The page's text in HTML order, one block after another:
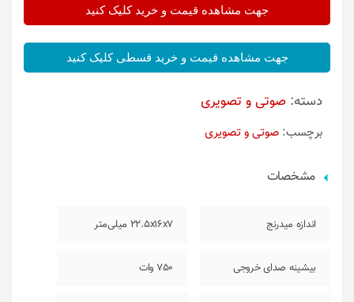
جهت مشاهده قیمت و خرید کلیک کنید
جهت مشاهده قیمت و خرید قسطی کلیک کنید
دسته: صوتی و تصویری
برچسب: صوتی و تصویری
مشخصات
اندازه میدرنج 22.5x16x7 میلی‌متر
بیشینه صدای خروجی 750 وات